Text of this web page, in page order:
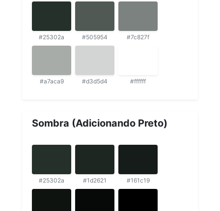
#25302a #505954 #7c827f
#a7aca9 #d3d5d4 #ffffff
Sombra (Adicionando Preto)
#25302a #1d2621 #161c19